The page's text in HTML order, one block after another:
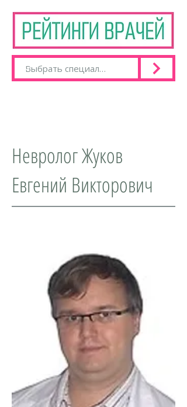
Невролог Жуков
Евгений Викторович